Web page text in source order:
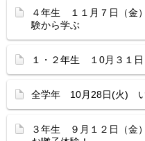
４年生 １１月７日（金
験から学ぶ
１・２年生 １0月３１
全学年 10月28日(火) い
３年生 ９月１２日（金